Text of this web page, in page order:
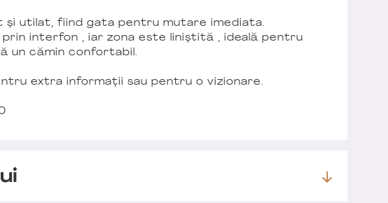
și utilat, fiind gata pentru mutare imediata.
interfon , iar zona este liniștită , ideală pentru
un cămin confortabil.
extra informații sau pentru o vizionare.